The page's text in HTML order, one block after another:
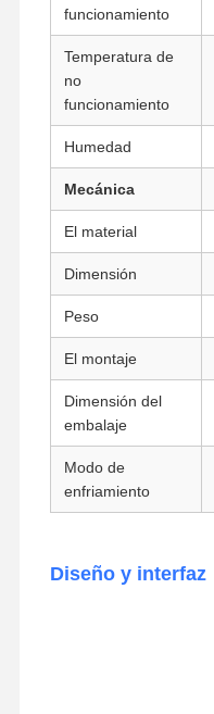
Mini PC POE
NAS Mini PC también
El Celeron Mini PC
Core Mini PC también
Mini PC de Oficina
Tarjeta base del firewall
funcionamiento
Temperatura de
no
funcionamiento
Humedad
Mecánica
El material
Dimensión
Peso
El montaje
Dimensión del
embalaje
Modo de
enfriamiento
Diseño y interfaz